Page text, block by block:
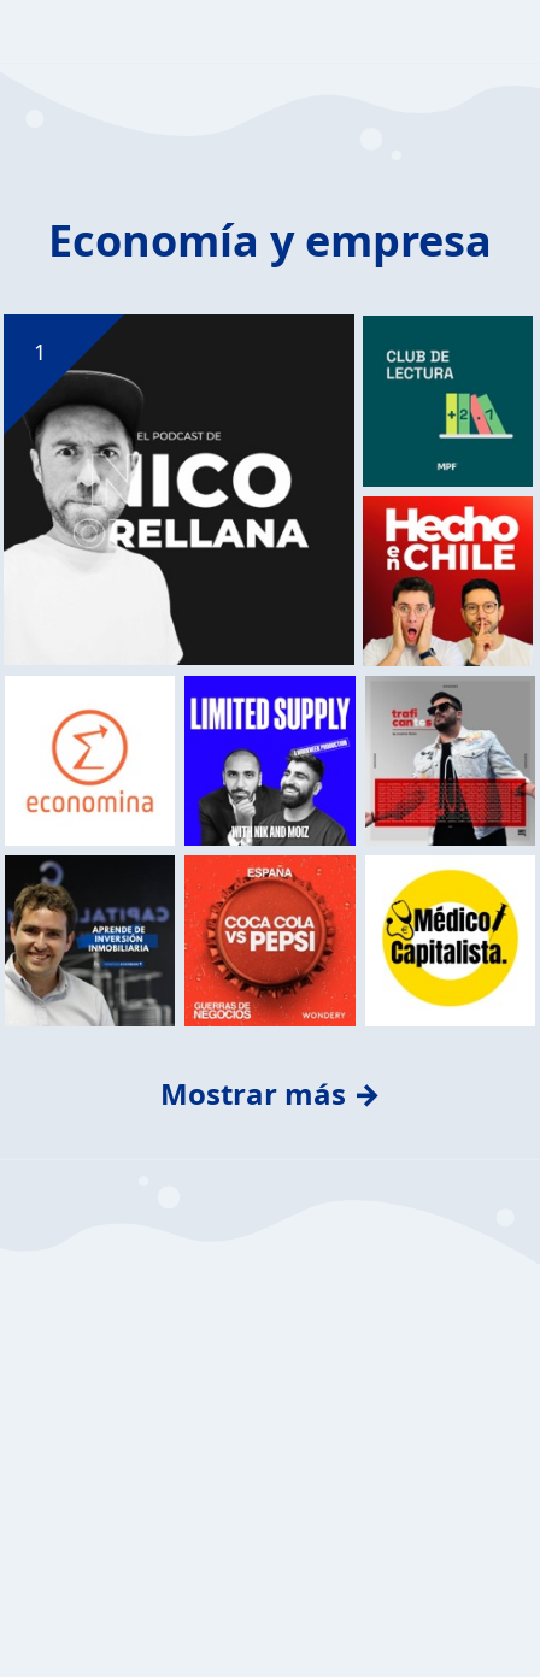
Economía y empresa
Mostrar más →